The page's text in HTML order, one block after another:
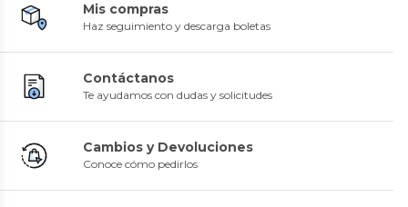
Mis compras
Haz seguimiento y descarga boletas
Contáctanos
Te ayudamos con dudas y solicitudes
Cambios y Devoluciones
Conoce cómo pedirlos